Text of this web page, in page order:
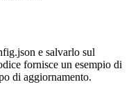
e salvarlo sul
fornisce un esempio di
di aggiornamento.